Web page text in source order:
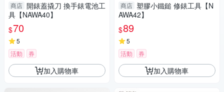
商店 開錶蓋撬刀 換手錶電池工
具【NAWA40】
$70
5
活動
券
加入購物車
商店 塑膠小鐵鎚 修錶工具【N
AWA42】
$89
5
活動
券
加入購物車